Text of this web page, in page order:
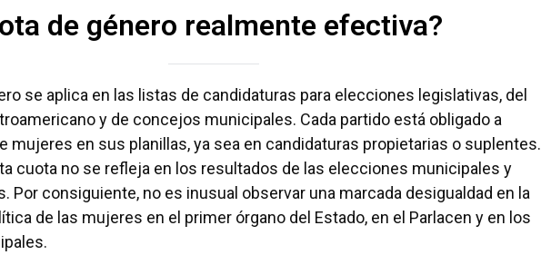
de género realmente efectiva?
se aplica en las listas de candidaturas para elecciones legislativas, del
y de concejos municipales. Cada partido está obligado a
mujeres en sus planillas, ya sea en candidaturas propietarias o suplentes.
cuota no se refleja en los resultados de las elecciones municipales y
Por consiguiente, no es inusual observar una marcada desigualdad en la
de las mujeres en el primer órgano del Estado, en el Parlacen y en los